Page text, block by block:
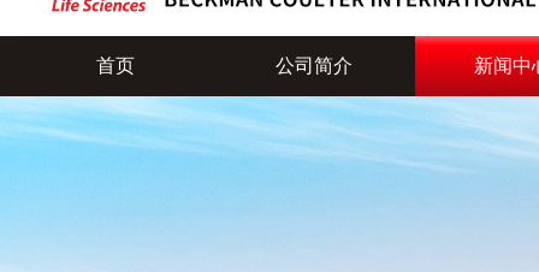
首页 公司简介 新闻中